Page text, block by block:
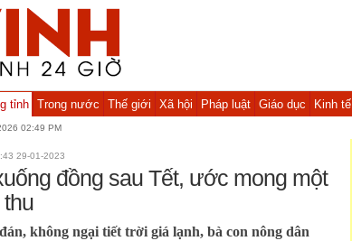
tỉnh Trong nước Thế giới Xã hội Pháp luật Giáo dục Kinh tế
02:49 PM
29-01-2023
đồng sau Tết, ước mong một
không ngại tiết trời giá lạnh, bà con nông dân